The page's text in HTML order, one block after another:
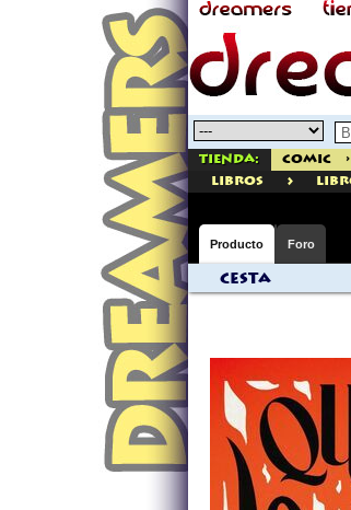
Tienda: Comic >
libros
>
Producto Foro
Cesta